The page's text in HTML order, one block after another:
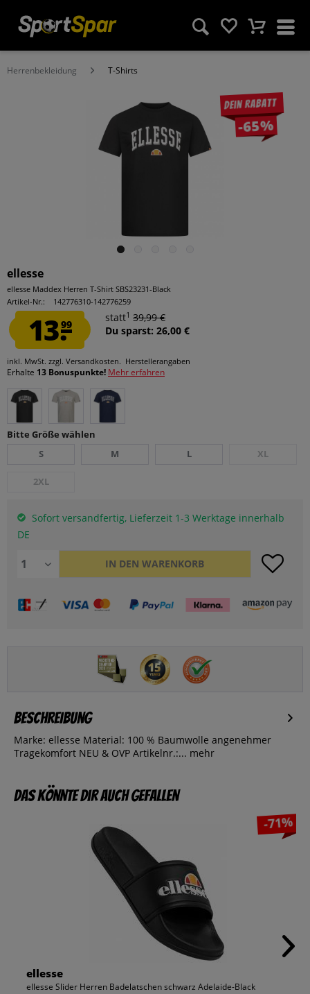
Herrenbekleidung T-Shirts
Dein Rabatt
-65%
ellesse
ellesse Maddex Herren T-Shirt SBS23231-Black
Artikel-Nr.:
142776310-142776259
13.99
statt1 39,99 €
Du sparst: 26,00 €
inkl. MwSt. zzgl. Versandkosten. Herstellerangaben
Erhalte 13 Bonuspunkte! Mehr erfahren
Bitte Größe wählen
S
M L XL
2XL
Sofort versandfertig, Lieferzeit 1-3 Werktage innerhalb
DE
IN DEN WARENKORB
Beschreibung
Marke: ellesse Material: 100 % Baumwolle angenehmer
Tragekomfort NEU & OVP Artikelnr.:... mehr
Das könnte dir auch gefallen
-71%
ellesse
ellesse Slider Herren Badelatschen schwarz Adelaide-Black